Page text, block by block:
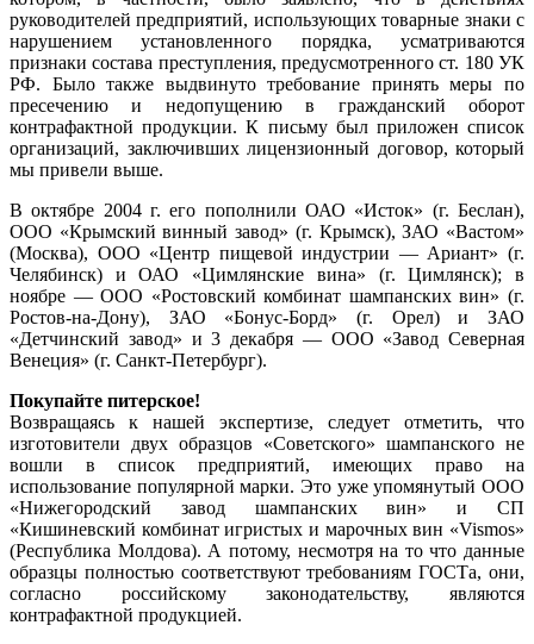
руководителей предприятий, использующих товарные знаки с
нарушением установленного порядка, усматриваются
признаки состава преступления, предусмотренного ст. 180 УК
РФ. Было также выдвинуто требование принять меры по
пресечению и недопущению в гражданский оборот
контрафактной продукции. К письму был приложен список
организаций, заключивших лицензионный договор, который
мы привели выше.
В октябре 2004 г. его пополнили ОАО «Исток» (г. Беслан),
ООО «Крымский винный завод» (г. Крымск), ЗАО «Вастом»
(Москва), ООО «Центр пищевой индустрии — Ариант» (г.
Челябинск) и ОАО «Цимлянские вина» (г. Цимлянск); в
ноябре — ООО «Ростовский комбинат шампанских вин» (г.
Ростов-на-Дону), ЗАО «Бонус-Борд» (г. Орел) и ЗАО
«Детчинский завод» и 3 декабря — ООО «Завод Северная
Венеция» (г. Санкт-Петербург).
Покупайте питерское!
Возвращаясь к нашей экспертизе, следует отметить, что
изготовители двух образцов «Советского» шампанского не
вошли в список предприятий, имеющих право на
использование популярной марки. Это уже упомянутый ООО
«Нижегородский завод шампанских вин» и СП
«Кишиневский комбинат игристых и марочных вин «Vismos»
(Республика Молдова). А потому, несмотря на то что данные
образцы полностью соответствуют требованиям ГОСТа, они,
согласно российскому законодательству, являются
контрафактной продукцией.